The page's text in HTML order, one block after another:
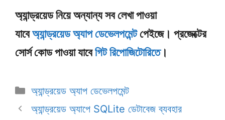
অ্যান্ড্রয়েড নিয়ে অন্যান্য সব লেখা পাওয়া
যাবেঅ্যান্ড্রয়েড অ্যাপ ডেভেলপমেন্টপেইজে। প্রজেক্টের
সোর্স কোড পাওয়া যাবেগিট রিপোজিটোরিতে।
Categories
অ্যান্ড্রয়েড অ্যাপ ডেভেলপমেন্ট
অ্যান্ড্রয়েড অ্যাপে SQLite ডেটাবেজ ব্যবহার